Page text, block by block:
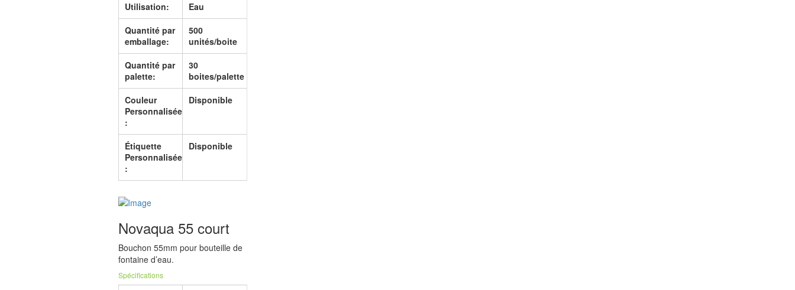
Utilisation:
Eau
Quantité par
emballage:
500
unités/boite
Quantité par
palette:
30
boites/palette
Couleur
Personnalisée
:
Disponible
Étiquette
Personnalisée
:
Disponible
Novaqua 55 court
Bouchon 55mm pour bouteille de
fontaine d’eau.
Spécifications